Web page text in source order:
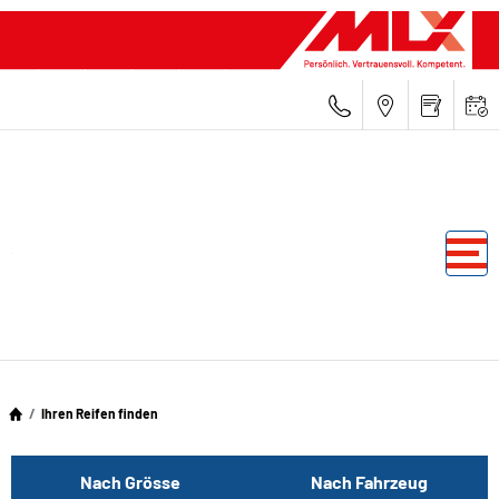
Ihren Reifen finden
Nach Grösse Nach Fahrzeug